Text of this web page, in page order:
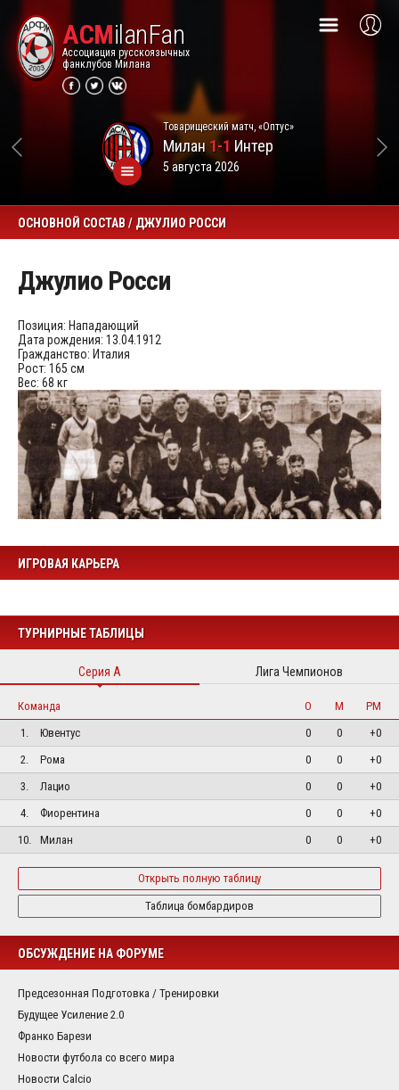
ACMilanFan
Ассоциация русскоязычных
фанклубов Милана
Товарищеский матч, «Оптус»
Милан1-1 Интер
5 августа 2026
ОСНОВНОЙ СОСТАВ / ДЖУЛИО РОССИ
Джулио Росси
Позиция: Нападающий
Дата рождения: 13.04.1912
Гражданство: Италия
Рост: 165 см
Вес: 68 кг
ИГРОВАЯ КАРЬЕРА
ТУРНИРНЫЕ ТАБЛИЦЫ
Серия А Лига Чемпионов
Команда О М
РМ
1.
Ювентус 0 0
+0
2.
Рома 0 0
+0
3.
Лацио 0 0
+0
4.
Фиорентина 0 0
+0
10.
Милан 0 0 +0
Открыть полную таблицу
Таблица бомбардиров
ОБСУЖДЕНИЕ НА ФОРУМЕ
Предсезонная Подготовка / Тренировки
Будущее Усиление 2.0
Франко Барези
Новости футбола со всего мира
Новости Calcio